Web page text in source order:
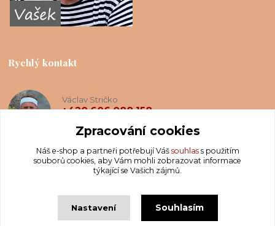
Rychlý kontakt
Václav Stričko
+420 606 088 158
info@krakatis.cz
Zpracování cookies
Náš e-shop a partneři potřebují Váš souhlass použitím
souborů cookies, aby Vám mohli zobrazovat informace
týkající se Vašich zájmů.
Nastavení Souhlasím